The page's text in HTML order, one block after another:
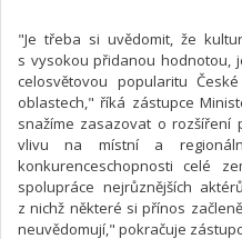
"Je třeba si uvědomit, že
s vysokou přidanou hodnotou,
celosvětovou popularitu
oblastech," říká zástupce
snažíme zasazovat o rozšíření
vlivu na místní a
konkurenceschopnosti celé
spolupráce nejrůznějších
z nichž některé si přínos
neuvědomují," pokračuje